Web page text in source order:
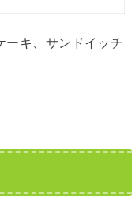
ーキ、サンドイッチ